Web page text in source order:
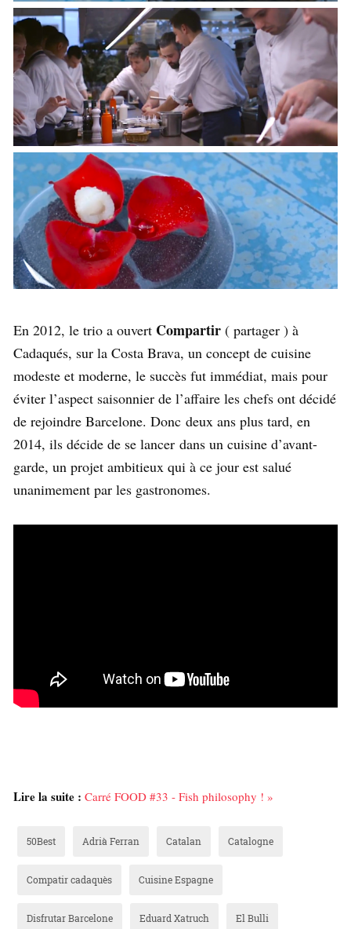
En 2012, le trio a ouvert Compartir ( partager ) à
Cadaqués, sur la Costa Brava, un concept de cuisine
modeste et moderne, le succès fut immédiat, mais pour
éviter l’aspect saisonnier de l’affaire les chefs ont décidé
de rejoindre Barcelone. Donc deux ans plus tard, en
2014, ils décide de se lancer dans un cuisine d’avant-
garde, un projet ambitieux qui à ce jour est salué
unanimement par les gastronomes.
Lire la suite : Carré FOOD #33 - Fish philosophy ! »
50Best Adrià Ferran Catalan Catalogne
Compatir cadaquès Cuisine Espagne
Disfrutar Barcelone Eduard Xatruch El Bulli